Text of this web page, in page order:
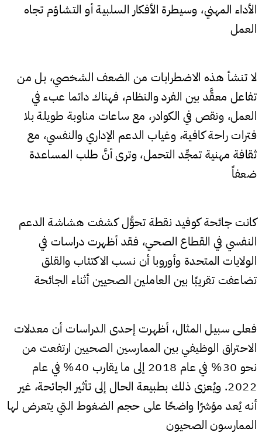
الأداء المهني، وسيطرة الأفكار السلبية أو التشاؤم تجاه
العمل
لا تنشأ هذه الاضطرابات من الضعف الشخصي، بل من
تفاعل معقَّد بين الفرد والنظام، فهناك دائما عبء في
العمل، ونقص في الكوادر، مع ساعات مناوبة طويلة بلا
فترات راحة كافية، وغياب الدعم الإداري والنفسي، مع
ثقافة مهنية تمجِّد التحمل، وترى أنَّ طلب المساعدة
ضعفاً
كانت جائحة كوفيد نقطة تحوُّل كشفت هشاشة الدعم
النفسي في القطاع الصحي، فقد أظهرت دراسات في
الولايات المتحدة وأوروبا أن نسب الاكتئاب والقلق
تضاعفت تقريبًا بين العاملين الصحيين أثناء الجائحة
فعلى سبيل المثال، أظهرت إحدى الدراسات أن معدلات
الاحتراق الوظيفي بين الممارسين الصحيين ارتفعت من
نحو 30% في عام 2018 إلى ما يقارب 40% في عام
2022. ويُعزى ذلك بطبيعة الحال إلى تأثير الجائحة، غير
أنه يُعد مؤشرًا واضحًا على حجم الضغوط التي يتعرض لها
الممارسون الصحيون